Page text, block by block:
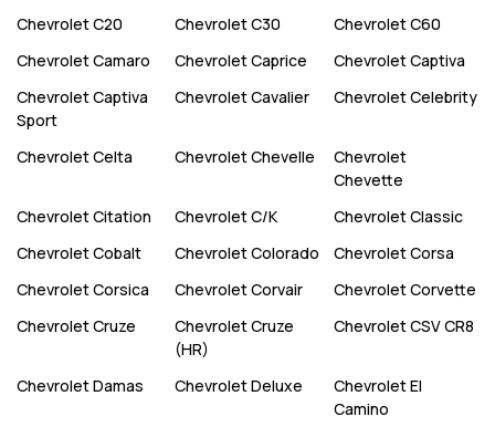
ChevroletC20 ChevroletC30 ChevroletC60
ChevroletCamaro ChevroletCaprice ChevroletCaptiva
ChevroletCaptiva
Sport
ChevroletCavalier ChevroletCelebrity
ChevroletCelta ChevroletChevelle
Chevrolet
Chevette
ChevroletCitation ChevroletC/K ChevroletClassic
ChevroletCobalt ChevroletColorado ChevroletCorsa
ChevroletCorsica ChevroletCorvair ChevroletCorvette
ChevroletCruze ChevroletCruze
(HR)
ChevroletCSV CR8
ChevroletDamas ChevroletDeluxe ChevroletEl
Camino